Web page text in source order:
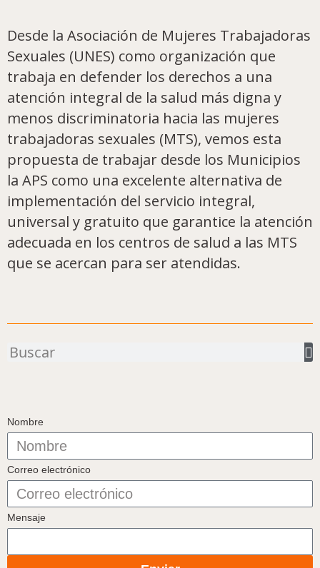
Desde la Asociación de Mujeres Trabajadoras
Sexuales (UNES) como organización que
trabaja en defender los derechos a una
atención integral de la salud más digna y
menos discriminatoria hacia las mujeres
trabajadoras sexuales (MTS), vemos esta
propuesta de trabajar desde los Municipios
la APS como una excelente alternativa de
implementación del servicio integral,
universal y gratuito que garantice la atención
adecuada en los centros de salud a las MTS
que se acercan para ser atendidas.
Buscar
Nombre
Correo electrónico
Mensaje